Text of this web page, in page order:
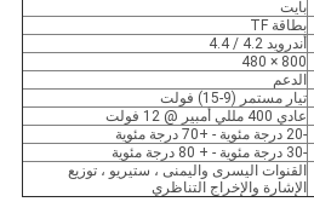
بايت
بطاقة TF
أندرويد 4.2 / 4.4
800 × 480
الدعم
تيار مستمر (9-15) فولت
عادي 400 مللي أمبير @ 12 فولت
-20 درجة مئوية - +70 درجة مئوية
-30 درجة مئوية - + 80 درجة مئوية
القنوات اليسرى واليمنى ، ستيريو ، توزيع
الإشارة والإخراج التناظري